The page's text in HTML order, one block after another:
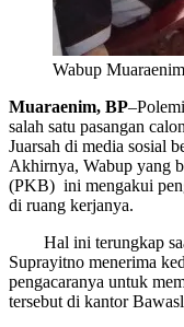
Wabup
Muaraenim, BP
salah satu pasangan
Juarsah di media sosial
Akhirnya, Wabup yang
(PKB) ini mengakui
di ruang kerjanya.
Hal ini terungkap
Suprayitno menerima
pengacaranya untuk
tersebut di kantor